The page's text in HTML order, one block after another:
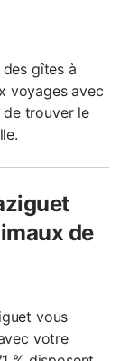
gîtes à
voyages avec
trouver le
de
vous
votre